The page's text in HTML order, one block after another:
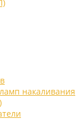
накаливания